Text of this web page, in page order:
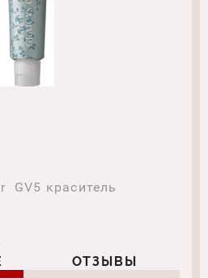
GV5 краситель
ОТЗЫВЫ